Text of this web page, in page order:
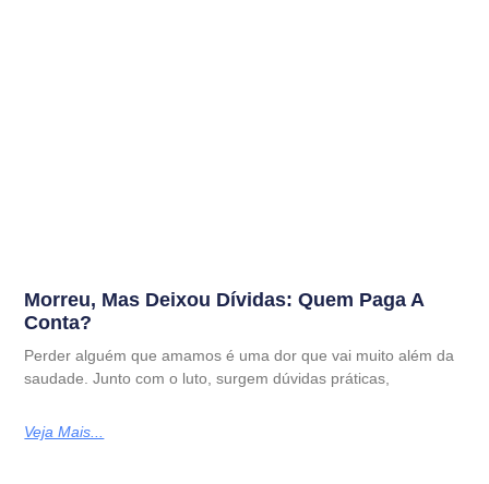
Morreu, Mas Deixou Dívidas: Quem Paga A
Conta?
Perder alguém que amamos é uma dor que vai muito além da
saudade. Junto com o luto, surgem dúvidas práticas,
Veja Mais...